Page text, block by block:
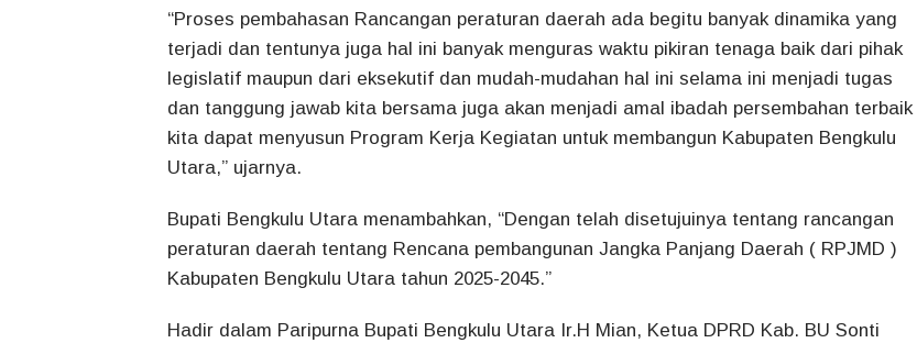
“Proses pembahasan Rancangan peraturan daerah ada begitu banyak dinamika yang
terjadi dan tentunya juga hal ini banyak menguras waktu pikiran tenaga baik dari pihak
legislatif maupun dari eksekutif dan mudah-mudahan hal ini selama ini menjadi tugas
dan tanggung jawab kita bersama juga akan menjadi amal ibadah persembahan terbaik
kita dapat menyusun Program Kerja Kegiatan untuk membangun Kabupaten Bengkulu
Utara,” ujarnya.
Bupati Bengkulu Utara menambahkan, “Dengan telah disetujuinya tentang rancangan
peraturan daerah tentang Rencana pembangunan Jangka Panjang Daerah ( RPJMD )
Kabupaten Bengkulu Utara tahun 2025-2045.”
Hadir dalam Paripurna Bupati Bengkulu Utara Ir.H Mian, Ketua DPRD Kab. BU Sonti